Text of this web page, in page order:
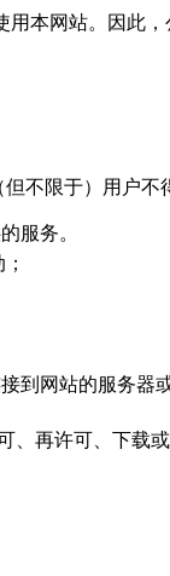
本网站。因此
不限于）用户不
服务。
到网站的服务器
再许可、下载